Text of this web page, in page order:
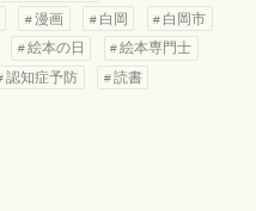
漫画 白岡
白岡市
絵本の日
絵本専門士
認知症予防
読書